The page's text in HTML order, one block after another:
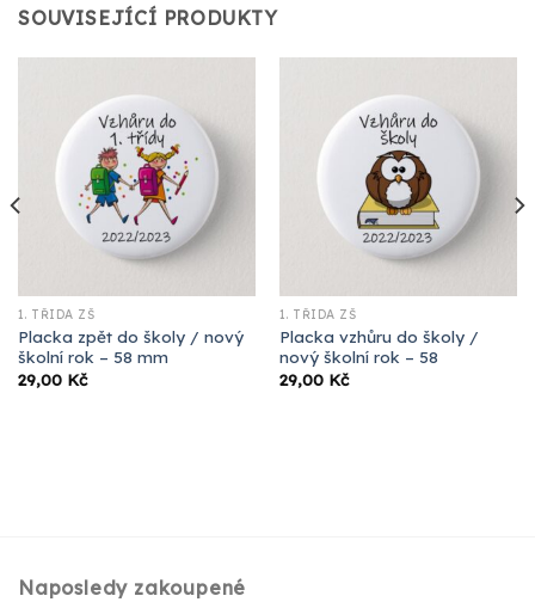
SOUVISEJÍCÍ PRODUKTY
1. TŘÍDA ZŠ
Placka zpět do školy / nový
školní rok – 58 mm
29,00 Kč
1. TŘÍDA ZŠ
Placka vzhůru do školy /
nový školní rok – 58
29,00 Kč
Naposledy zakoupené